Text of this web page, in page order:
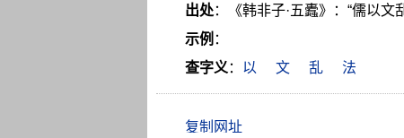
出处：《韩非子·五蠹》：“儒以文
示例 ：
查字义 ： 以 文 乱 法